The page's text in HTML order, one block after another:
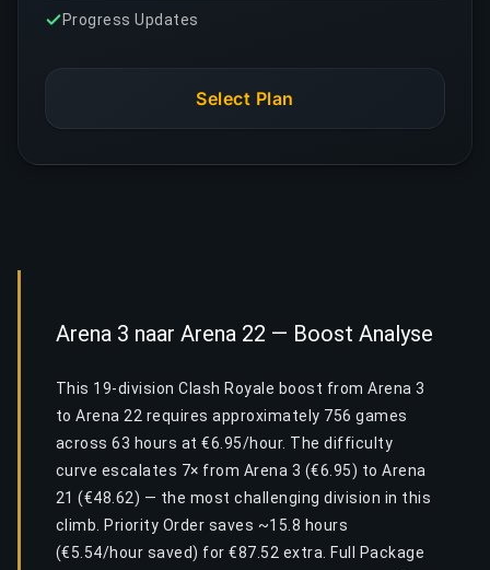
Progress Updates
Select Plan
Arena 3 naar Arena 22 — Boost Analyse
This 19-division Clash Royale boost from Arena 3
to Arena 22 requires approximately 756 games
across 63 hours at €6.95/hour. The difficulty
curve escalates 7× from Arena 3 (€6.95) to Arena
21 (€48.62) — the most challenging division in this
climb. Priority Order saves ~15.8 hours
(€5.54/hour saved) for €87.52 extra. Full Package